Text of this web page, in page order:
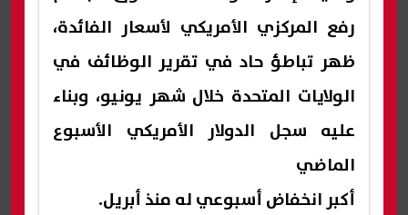
رفع المركزي الأمريكي لأسعار الفائدة،
ظهر تباطؤ حاد في تقرير الوظائف في
الولايات المتحدة خلال شهر يونيو، وبناء
عليه سجل الدولار الأمريكي الأسبوع
الماضي
⁠أكبر انخفاض أسبوعي له منذ أبريل.